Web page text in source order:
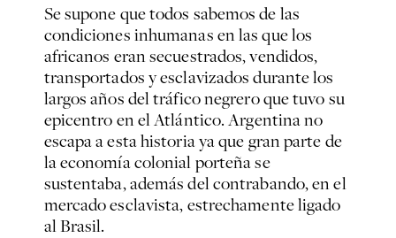
Se supone que todos sabemos de las
condiciones inhumanas en las que los
africanos eran secuestrados, vendidos,
transportados y esclavizados durante los
largos años del tráfico negrero que tuvo su
epicentro en el Atlántico. Argentina no
escapa a esta historia ya que gran parte de
la economía colonial porteña se
sustentaba, además del contrabando, en el
mercado esclavista, estrechamente ligado
al Brasil.